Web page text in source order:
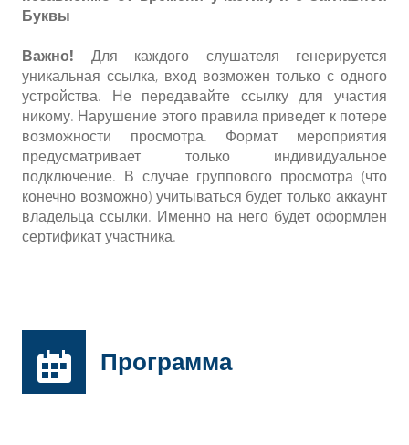
Буквы
Важно! Для каждого слушателя генерируется
уникальная ссылка, вход возможен только с одного
устройства. Не передавайте ссылку для участия
никому. Нарушение этого правила приведет к потере
возможности просмотра. Формат мероприятия
предусматривает только индивидуальное
подключение. В случае группового просмотра (что
конечно возможно) учитываться будет только аккаунт
владельца ссылки. Именно на него будет оформлен
сертификат участника.
Программа